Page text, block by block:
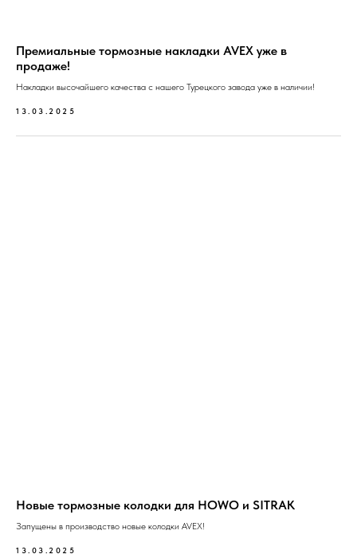
Премиальные тормозные накладки AVEX уже в
продаже!
Накладки высочайшего качества с нашего Турецкого завода уже в наличии!
13.03.2025
Новые тормозные колодки для HOWO и SITRAK
Запущены в производство новые колодки AVEX!
13.03.2025